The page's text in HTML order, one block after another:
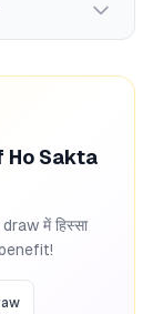
Ho Sakta
में हिस्सा